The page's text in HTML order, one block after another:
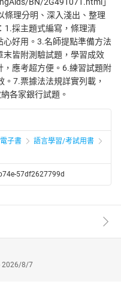
條理分明、深入淺出、整理
1.採主題式編寫，條理清
心好用。3.名師提點準備方法
皆附測驗試題，學習成效
應考超方便。6.練習試題附
7.票據法法規詳實列載，
各家銀行試題。
子書
語言學習/考試用書
57df2627799d
2026/8/7